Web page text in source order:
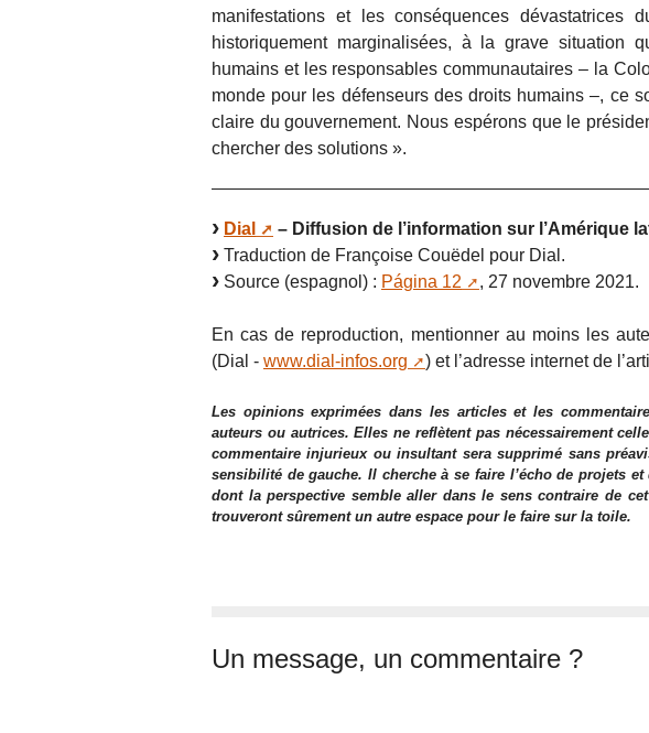
manifestations et les conséquences dévastatrices
historiquement marginalisées, à la grave situation
humains et les responsables communautaires – la
monde pour les défenseurs des droits humains –, ce
claire du gouvernement. Nous espérons que le
chercher des solutions ».
Dial
– Diffusion de l’information sur l’Amérique
Traduction de Françoise Couëdel pour Dial.
Source (espagnol) : Página 12 , 27 novembre 2021.
En cas de reproduction, mentionner au moins les
(Dial - www.dial-infos.org ) et l’adresse internet de
Les opinions exprimées dans les articles et les
auteurs ou autrices. Elles ne reflètent pas nécessairement
commentaire injurieux ou insultant sera supprimé sans
sensibilité de gauche. Il cherche à se faire l’écho de projets
dont la perspective semble aller dans le sens contraire de
trouveront sûrement un autre espace pour le faire sur la toile.
Un message, un commentaire ?